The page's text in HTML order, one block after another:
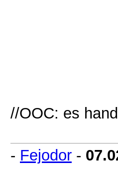
//OOC: es
- Fejodor -